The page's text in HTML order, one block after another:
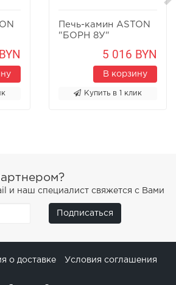
Печь-камин ASTON
"БОРН 8У"
5 016 BYN
В корзину
Купить в 1 клик
и наш специалист свяжется с Вами
Подписаться
о доставке Условия соглашения